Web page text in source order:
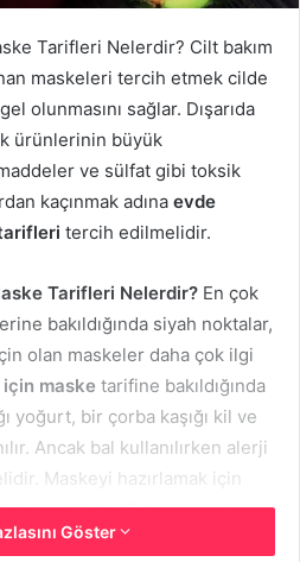
Tarifleri Nelerdir? Cilt bakım
maskeleri tercih etmek cilde
olunmasını sağlar. Dışarıda
ürünlerinin büyük
ve sülfat gibi toksik
kaçınmak adına evde
tercih edilmelidir.
Tarifleri Nelerdir? En çok
bakıldığında siyah noktalar,
olan maskeler daha çok ilgi
maske tarifine bakıldığında
yoğurt, bir çorba kaşığı kil ve
Ancak bal kullanılırken alerji
Maskeyi hazırlamak için
karıştırılır. Daha sonra temiz
sürülür ve yaklaşık on
Göster